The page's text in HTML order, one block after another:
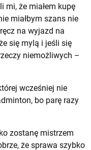
mi, że miałem kupę
miałbym szans nie
na wyjazd na
się mylą i jeśli się
niemożliwych –
wcześniej nie
bo parę razy
zostanę mistrzem
że sprawa szybko